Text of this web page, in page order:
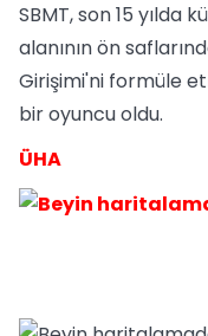
SBMT, son 15 yılda
alanının ön
Girişimi'ni formüle
bir oyuncu oldu.
ÜHA